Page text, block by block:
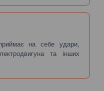
на себе удари,
та інших